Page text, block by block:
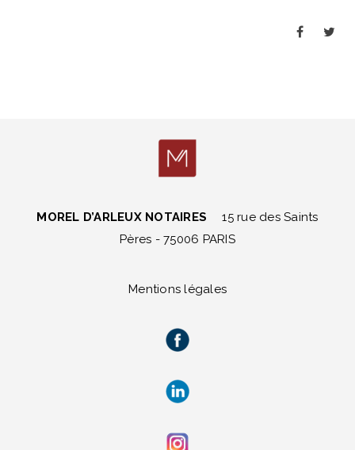
MOREL D’ARLEUX NOTAIRES
15 rue des Saints
Pères - 75006 PARIS
Mentions légales